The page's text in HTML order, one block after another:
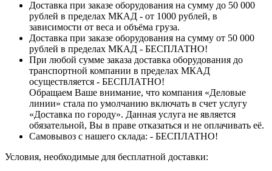
Доставка при заказе оборудования на сумму до 50 000
рублей в пределах МКАД - от 1000 рублей, в
зависимости от веса и объёма груза.
Доставка при заказе оборудования на сумму от 50 000
рублей в пределах МКАД - БЕСПЛАТНО!
При любой сумме заказа доставка оборудования до
транспортной компании в пределах МКАД
осуществляется - БЕСПЛАТНО!
Обращаем Ваше внимание, что компания «Деловые
линии» стала по умолчанию включать в счет услугу
«Доставка по городу». Данная услуга не является
обязательной, Вы в праве отказаться и не оплачивать её.
Самовывоз с нашего склада: - БЕСПЛАТНО!
Условия, необходимые для бесплатной доставки: